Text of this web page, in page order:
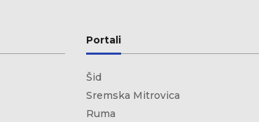
Portali
Šid
Sremska Mitrovica
Ruma